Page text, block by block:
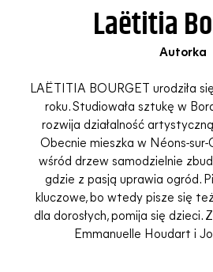
Laëtitia
Autorka
LAËTITIA BOURGET urodziła
roku. Studiowała sztukę w
rozwija działalność
Obecnie mieszka w Néons-sur-
wśród drzew samodzielnie
gdzie z pasją uprawia ogród.
kluczowe, bo wtedy pisze się
dla dorosłych, pomija się dzieci.
Emmanuelle Houdart i